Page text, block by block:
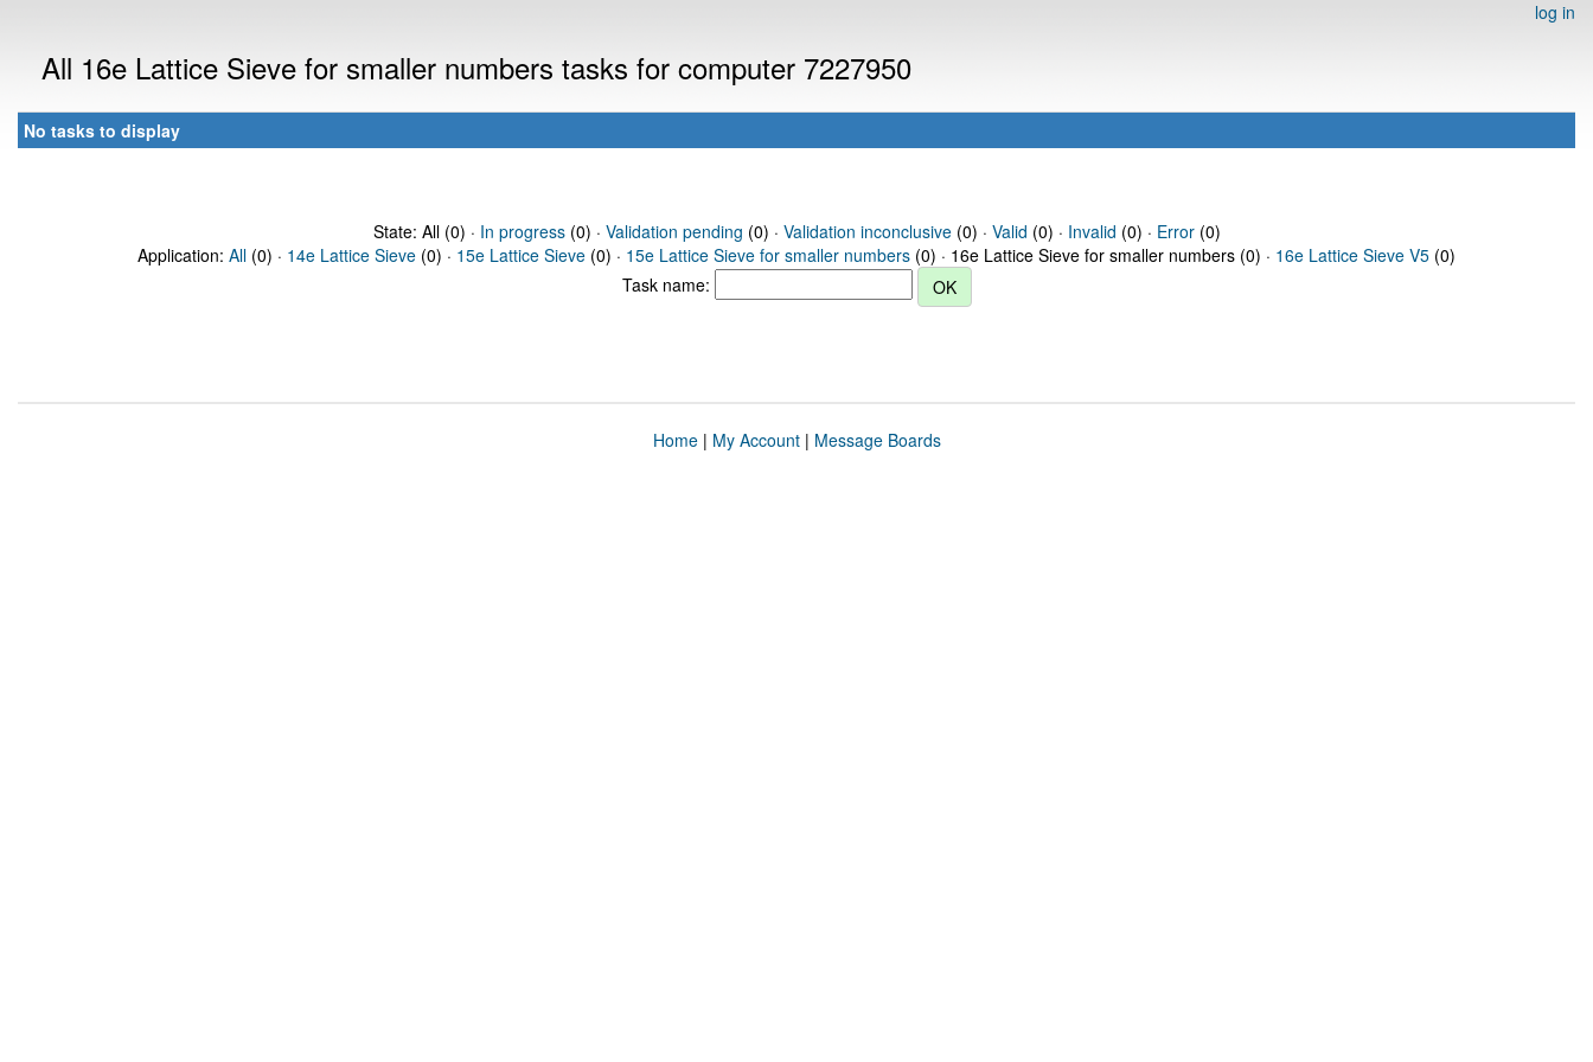
log in
All 16e Lattice Sieve for smaller numbers tasks for computer 7227950
No tasks to display
State: All (0) · In progress(0) · Validation pending (0) · Validation inconclusive(0) · Valid (0) · Invalid (0) · Error(0)
Application: All (0) · 14e Lattice Sieve (0) · 15e Lattice Sieve (0) · 15e Lattice Sieve for smaller numbers (0) · 16e Lattice Sieve for smaller numbers (0) · 16e Lattice Sieve V5 (0)
Task name:
Home| My Account| Message Boards